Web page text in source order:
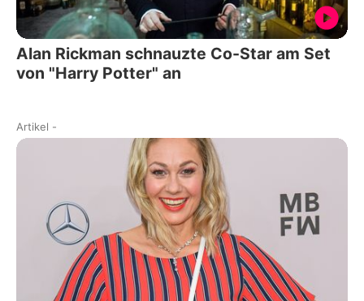
Alan Rickman schnauzte Co-Star am Set
von "Harry Potter" an
Artikel -